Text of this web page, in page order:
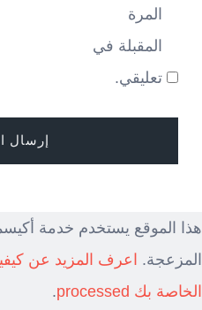
المرة
المقبلة في
تعليقي.
هذا الموقع يستخدم خدمة
المزعجة. اعرف المزيد عن
الخاصة بك processed
.